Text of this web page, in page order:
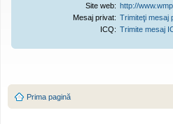
Site web: http://
Mesaj privat: Trimiteţi mesaj
ICQ: Trimite mesaj
Prima pagină